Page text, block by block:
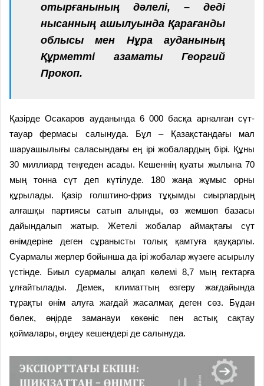
отырғанының дәлелі, – деді
нысанның ашылуында Қарағанды
облысы мен Нұра ауданының
Құрметті азаматы Георгий
Прокоп.
Қазірде Осакаров ауданында 6 000 басқа арналған сүт-
тауар фермасы салынуда. Бұл – Қазақстандағы мал
шаруашылығы саласындағы ең ірі жобалардың бірі. Құны
30 миллиард теңгеден асады. Кешеннің қуаты жылына 70
мың тонна сүт деп күтілуде. 180 жаңа жұмыс орны
құрылады. Қазір голштино-фриз тұқымды сиырлардың
алғашқы партиясы сатып алынды, өз жемшөп базасы
дайындалып жатыр. Жетелі жобалар аймақтағы сүт
өнімдеріне деген сұранысты толық қамтуға қауқарлы.
Суармалы жерлер бойынша да ірі жобалар жүзеге асырылу
үстінде. Биыл суармалы алқап көлемі 8,7 мың гектарға
ұлғайтылады. Демек, климаттың өзгеру жағдайында
тұрақты өнім алуға жағдай жасалмақ деген сөз. Бұдан
бөлек, өңірде заманауи көкөніс пен астық сақтау
қоймалары, өңдеу кешендері де салынуда.